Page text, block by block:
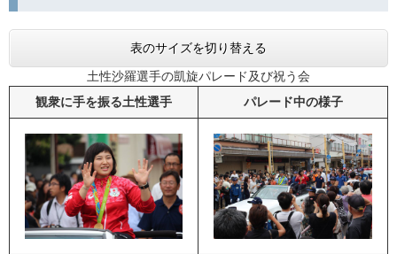
表のサイズを切り替える
土性沙羅選手の凱旋パレード及び祝う会
観衆に手を振る土性選手
パレード中の様子